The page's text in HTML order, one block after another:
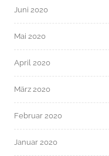
Juni 2020
Mai 2020
April 2020
März 2020
Februar 2020
Januar 2020